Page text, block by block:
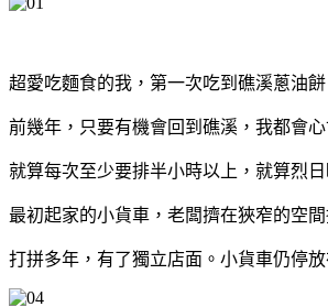
超愛吃麵食的我，第一次吃到礁溪蔥油
前幾年，只要有機會回到礁溪，我都會
就算每次至少要排半小時以上，就算烈
最初起家的小貨車，老闆擠在狹窄的空
打拼多年，有了獨立店面。小貨車仍停